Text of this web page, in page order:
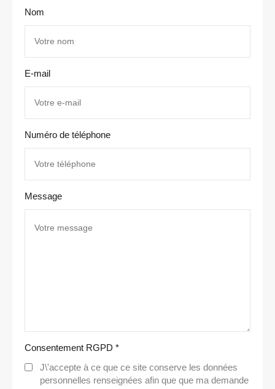
Nom
E-mail
Numéro de téléphone
Message
Consentement RGPD *
J\'accepte à ce que ce site conserve les données
personnelles renseignées afin que que ma demande